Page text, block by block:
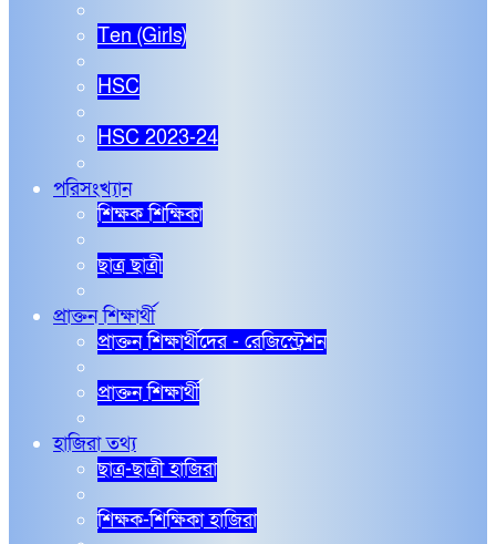
Ten (Girls)
HSC
HSC 2023-24
পরিসংখ্যান
শিক্ষক শিক্ষিকা
ছাত্র ছাত্রী
প্রাক্তন শিক্ষার্থী
প্রাক্তন শিক্ষার্থীদের - রেজিস্ট্রেশন
প্রাক্তন শিক্ষার্থী
হাজিরা তথ্য
ছাত্র-ছাত্রী হাজিরা
শিক্ষক-শিক্ষিকা হাজিরা